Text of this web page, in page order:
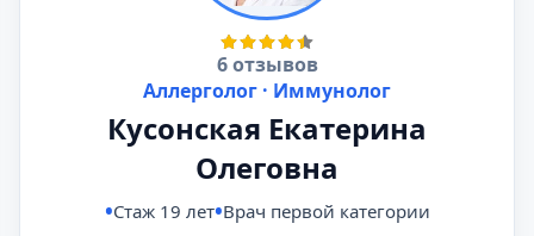
6 отзывов
Аллерголог · Иммунолог
Кусонская Екатерина
Олеговна
Стаж 19 лет Врач первой категории